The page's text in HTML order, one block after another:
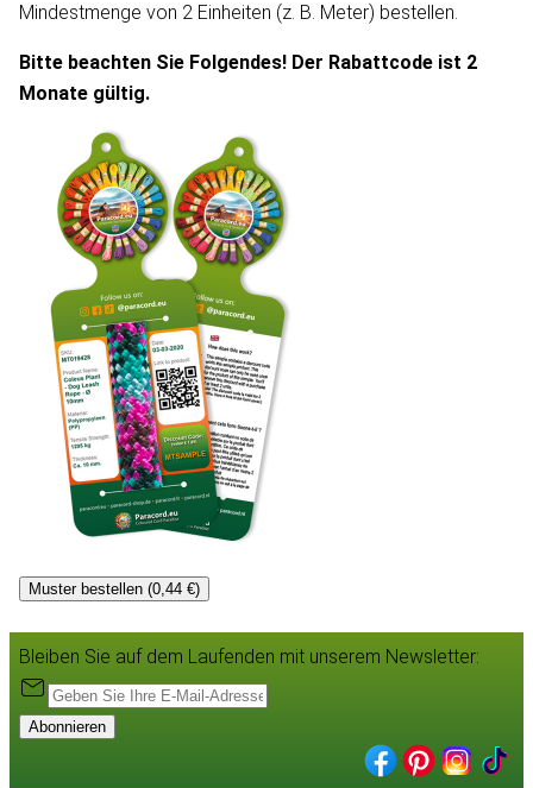
Mindestmenge von 2 Einheiten (z. B. Meter) bestellen.
Bitte beachten Sie Folgendes! Der Rabattcode ist 2
Monate gültig.
Muster bestellen (0,44 €)
Bleiben Sie auf dem Laufenden mit unserem Newsletter:
Abonnieren